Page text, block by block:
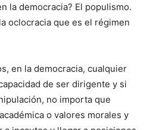
la democracia? El populismo.
oclocracia que es el régimen
en la democracia, cualquier
de ser dirigente y si
no importa que
o valores morales y